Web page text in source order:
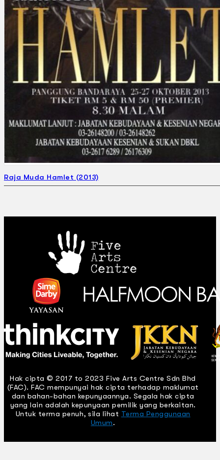
Raja Muda Hamlet (2013)
Hak cipta © 2017 to 2023 Five Arts Centre Sdn Bhd
(FAC). FAC mempunyai hak cipta terhadap maklumat
dan bahan-bahan kepunyaannya. Segala hak cipta
yang lain adalah kepunyaan pemilik yang berkaitan.
Untuk terma penuh, sila lihat Terma Penggunaan
Umum.